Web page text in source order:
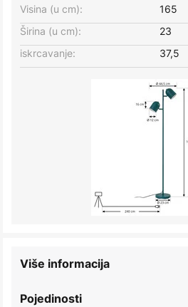
Širina (u cm): 23
Visina (u cm): 165
iskrcavanje: 37,5
Pojedinosti
Više informacija